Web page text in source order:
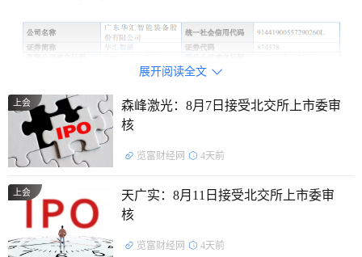
控股股东及实际控制人：截至招股说明书签署日，公司控
股股东为张思沅，实际控制人为张思沅、张思友。张思沅直接
持有公司24,772,652股股份（占总股本的 48.57%）， 通过善
展开阅读全文 
上会
森峰激光：8月7日接受北交所上市委审
核
览富财经网 4天前
上会
天广实：8月11日接受北交所上市委审
核
览富财经网 4天前